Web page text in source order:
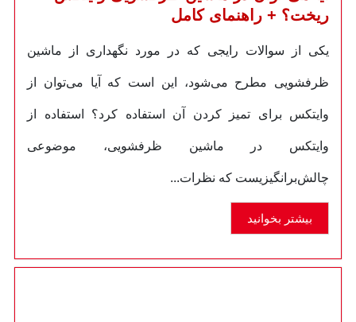
ریخت؟ + راهنمای کامل
یکی از سوالات رایجی که در مورد نگهداری از ماشین
ظرفشویی مطرح می‌شود، این است که آیا می‌توان از
وایتکس برای تمیز کردن آن استفاده کرد؟ استفاده از
وایتکس در ماشین ظرفشویی، موضوعی
چالش‌برانگیزیست که نظرات...
بیشتر بخوانید